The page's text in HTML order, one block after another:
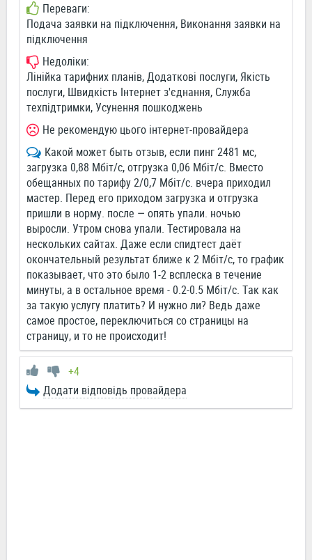
Переваги:
Подача заявки на підключення, Виконання заявки на
підключення
Недоліки:
Лінійка тарифних планів, Додаткові послуги, Якість
послуги, Швидкість Інтернет з'єднання, Служба
техпідтримки, Усунення пошкоджень
Не рекомендую цього інтернет-провайдера
Какой может быть отзыв, если пинг 2481 мс,
загрузка 0,88 Мбіт/с, отгрузка 0,06 Мбіт/с. Вместо
обещанных по тарифу 2/0,7 Мбіт/с. вчера приходил
мастер. Перед его приходом загрузка и отгрузка
пришли в норму. после — опять упали. ночью
выросли. Утром снова упали. Тестировала на
нескольких сайтах. Даже если спидтест даёт
окончательный результат ближе к 2 Мбіт/с, то график
показывает, что это было 1-2 всплеска в течение
минуты, а в остальное время - 0.2-0.5 Мбіт/с. Так как
за такую услугу платить? И нужно ли? Ведь даже
самое простое, переключиться со страницы на
страницу, и то не происходит!
+4
Додати відповідь провайдера